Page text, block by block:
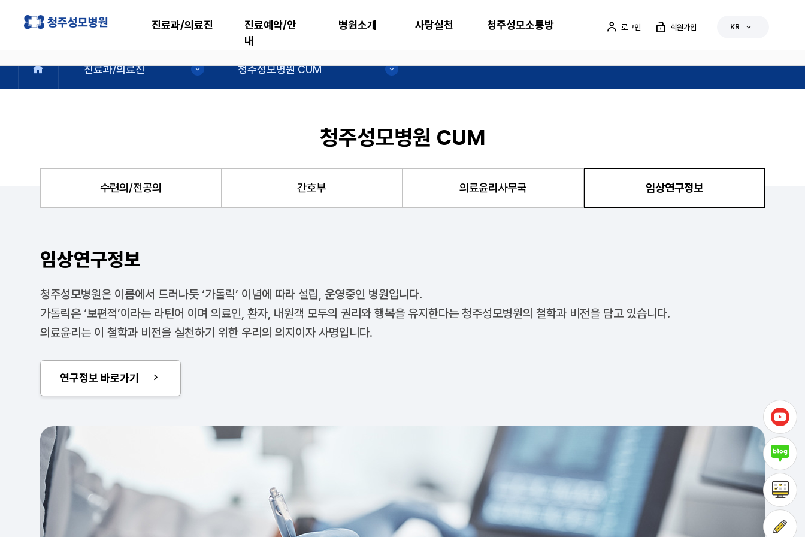
진료과/의료진
진료예약/안
내
병원소개 사랑실천 청주성모소통방 로그인 회원가입 KR
진료과/의료진 청주성모병원 CUM
청주성모병원 CUM
수련의/전공의 간호부 의료윤리사무국 임상연구정보
임상연구정보
청주성모병원은 이름에서 드러나듯 ‘가톨릭’ 이념에 따라 설립, 운영중인 병원입니다.
가톨릭은 ‘보편적’이라는 라틴어 이며 의료인, 환자, 내원객 모두의 권리와 행복을 유지한다는 청주성모병원의 철학과 비전을 담고 있습니다.
의료윤리는 이 철학과 비전을 실천하기 위한 우리의 의지이자 사명입니다.
연구정보 바로가기
첫 방
고객